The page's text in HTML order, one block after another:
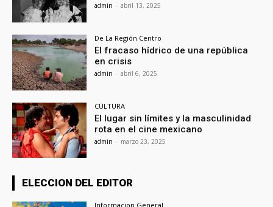
admin - abril 13, 2025
De La Región Centro
El fracaso hídrico de una república
en crisis
admin - abril 6, 2025
CULTURA
El lugar sin límites y la masculinidad
rota en el cine mexicano
admin - marzo 23, 2025
ELECCION DEL EDITOR
Informacion General